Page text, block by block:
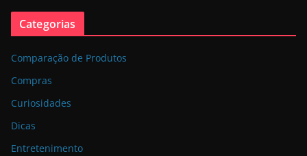
Categorias
Comparação de Produtos
Compras
Curiosidades
Dicas
Entretenimento